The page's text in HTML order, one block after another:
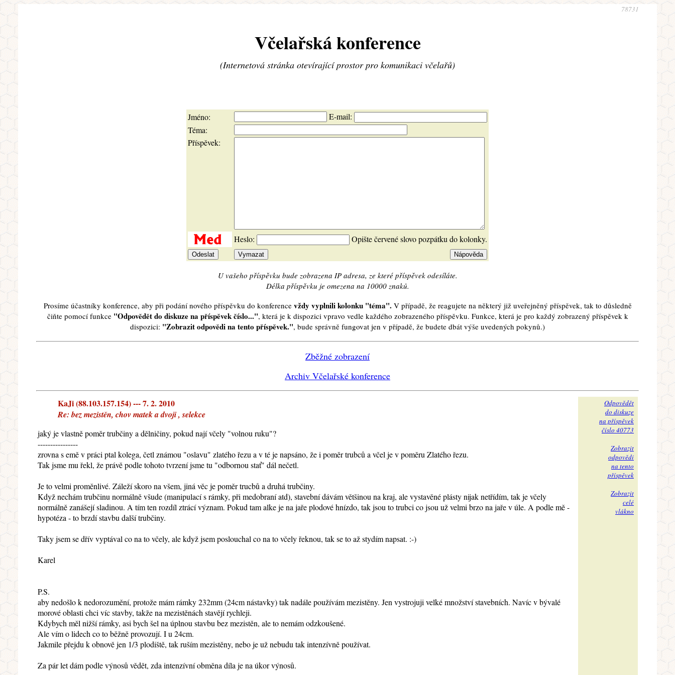
78731
Včelařská konference
(Internetová stránka otevírající prostor pro komunikaci včelařů)
Jméno:
E-mail:
Téma:
Příspěvek:
Heslo: Opište červené slovo pozpátku do kolonky.
U vašeho příspěvku bude zobrazena IP adresa, ze které příspěvek odesíláte.
Délka příspěvku je omezena na 10000 znaků.
Prosíme účastníky konference, aby při podání nového příspěvku do konference vždy vyplnili kolonku "téma". V případě, že reagujete na některý již uveřejněný příspěvek, tak to důsledně
čiňte pomocí funkce "Odpovědět do diskuze na příspěvek číslo...", která je k dispozici vpravo vedle každého zobrazeného příspěvku. Funkce, která je pro každý zobrazený příspěvek k
dispozici: "Zobrazit odpovědi na tento příspěvek.", bude správně fungovat jen v případě, že budete dbát výše uvedených pokynů.)
Zběžné zobrazení
Archiv Včelařské konference
KaJi (88.103.157.154) --- 7. 2. 2010
Re: bez mezistěn, chov matek a dvoji , selekce
jaký je vlastně poměr trubčiny a dělničiny, pokud nají včely "volnou ruku"?
----------------
zrovna s emě v práci ptal kolega, četl známou "oslavu" zlatého řezu a v té je napsáno, že i poměr trubců a včel je v poměru Zlatého řezu.
Tak jsme mu řekl, že právě podle tohoto tvrzení jsme tu "odbornou stať" dál nečetl.
Je to velmi proměnlivé. Záleží skoro na všem, jiná věc je poměr trucbů a druhá trubčiny.
Když nechám trubčinu normálně všude (manipulací s rámky, při medobraní atd), stavební dávám většinou na kraj, ale vystavěné plásty nijak netřídím, tak je včely
normálně zanášejí sladinou. A tím ten rozdíl ztrácí význam. Pokud tam alke je na jaře plodové hnízdo, tak jsou to trubci co jsou už velmi brzo na jaře v úle. A podle mě -
hypotéza - to brzdí stavbu další trubčiny.
Taky jsem se dřív vyptával co na to včely, ale když jsem poslouchal co na to včely řeknou, tak se to až stydím napsat. :-)
Karel
P.S.
aby nedošlo k nedorozumění, protože mám rámky 232mm (24cm nástavky) tak nadále používám mezistěny. Jen vystrojuji velké množství stavebních. Navíc v bývalé
morové oblasti chci víc stavby, takže na mezistěnách stavějí rychleji.
Kdybych měl nižší rámky, asi bych šel na úplnou stavbu bez mezistěn, ale to nemám odzkoušené.
Ale vím o lidech co to běžně provozují. I u 24cm.
Jakmile přejdu k obnově jen 1/3 plodiště, tak ruším mezistěny, nebo je už nebudu tak intenzívně používat.
Za pár let dám podle výnosů vědět, zda intenzívní obměna díla je na úkor výnosů.
Odpovědět
do diskuze
na příspěvek
číslo 40773
Zobrazit
odpovědi
na tento
příspěvek
Zobrazit
celé
vlákno